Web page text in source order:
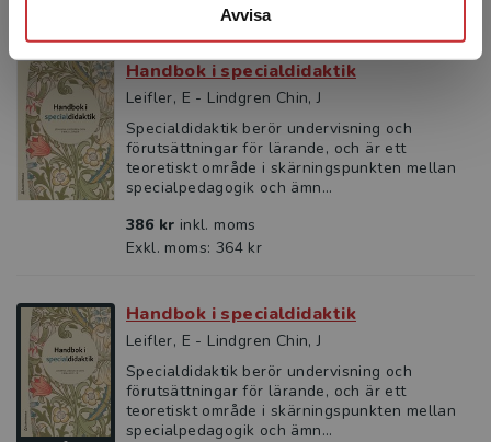
Avvisa
Handbok i specialdidaktik
Leifler, E - Lindgren Chin, J
Specialdidaktik berör undervisning och
förutsättningar för lärande, och är ett
teoretiskt område i skärningspunkten mellan
specialpedagogik och ämn...
386 kr inkl. moms
Exkl. moms: 364 kr
Handbok i specialdidaktik
Leifler, E - Lindgren Chin, J
Specialdidaktik berör undervisning och
förutsättningar för lärande, och är ett
teoretiskt område i skärningspunkten mellan
specialpedagogik och ämn...